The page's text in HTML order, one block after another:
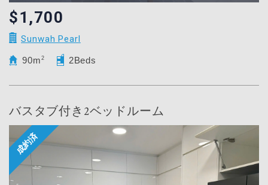
$1,700
Sunwah Pearl
90m 2 2Beds
バスタブ付き2ベッドルーム